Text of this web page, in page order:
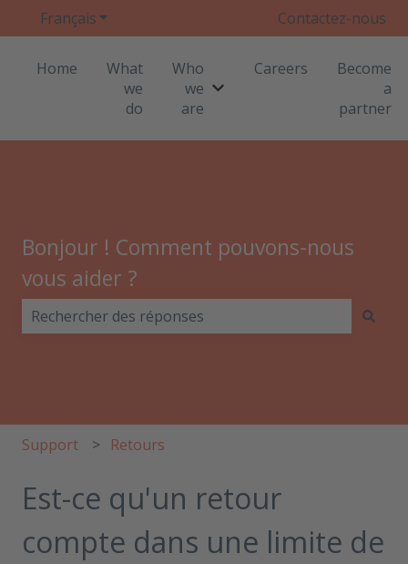
FrançaisAfficher le sous-menu pour les traductions
Contactez-nous
Home
What
we
do
Who
we
are
Afficher le sous-menu pour
Careers
Become
a
partner
Bonjour ! Comment pouvons-nous
vous aider ?
Support Retours
Est-ce qu'un retour
compte dans une limite de